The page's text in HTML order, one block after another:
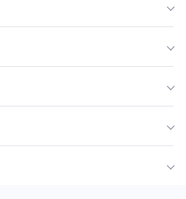
二、核心驱动力一：AI与自动化，从“辅
务报表”到“智能决策”
企业信任的基石